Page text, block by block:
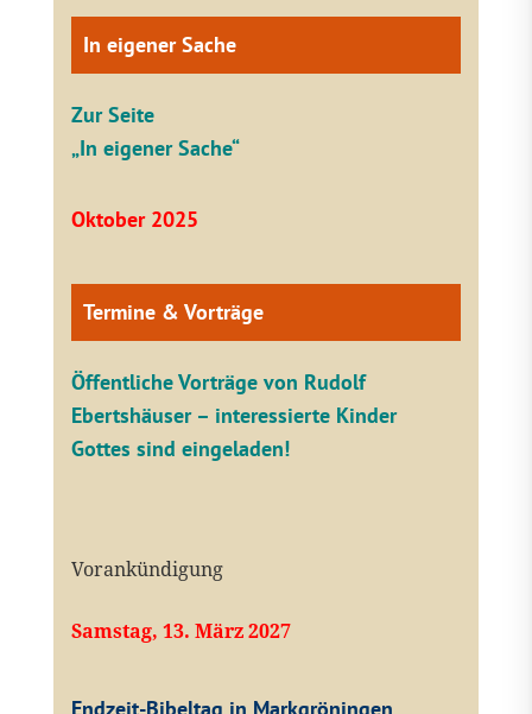
In eigener Sache
Zur Seite
„In eigener Sache“
Oktober 2025
Termine & Vorträge
Öffentliche Vorträge von Rudolf
Ebertshäuser – interessierte Kinder
Gottes sind eingeladen!
Vorankündigung
Samstag, 13. März 2027